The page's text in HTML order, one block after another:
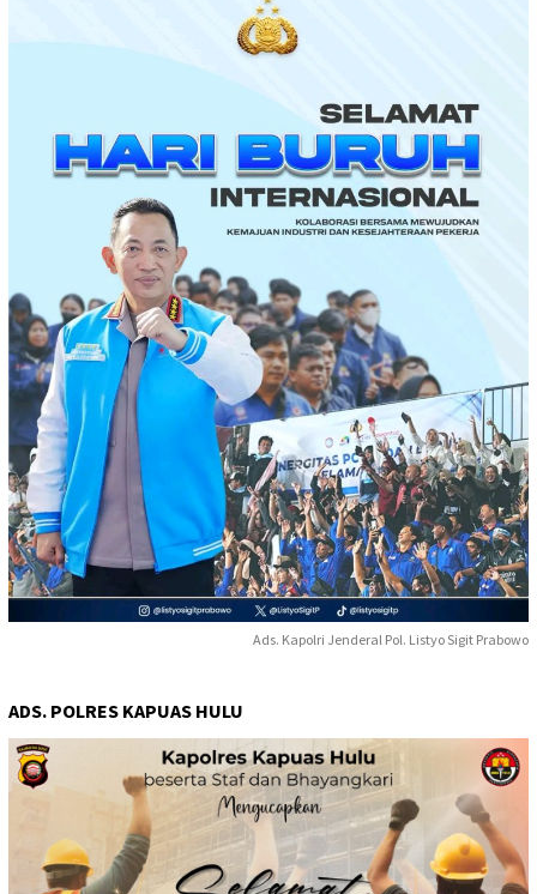
Ads. Kapolri Jenderal Pol. Listyo Sigit Prabowo
ADS. POLRES KAPUAS HULU